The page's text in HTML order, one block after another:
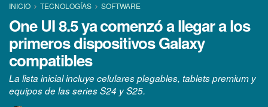
INICIO TECNOLOGÍ­AS SOFTWARE
One UI 8.5 ya comenzó a llegar a los
primeros dispositivos Galaxy
compatibles
La lista inicial incluye celulares plegables, tablets premium y
equipos de las series S24 y S25.